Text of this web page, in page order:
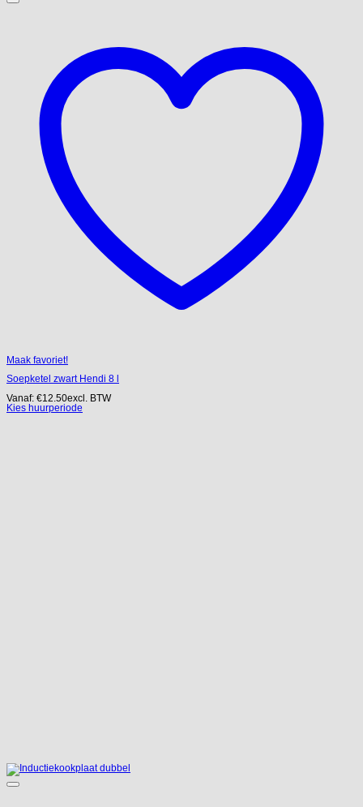
Maak favoriet!
Soepketel zwart Hendi 8 l
Vanaf: €12.50excl. BTW
Kies huurperiode